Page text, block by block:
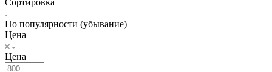
Сортировка
По популярности (убывание)
Цена
Цена